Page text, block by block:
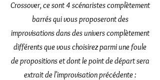
Crossover, ce sont 4 scénaristes complètement
barrés qui vous proposeront des
improvisations dans des univers complètement
différents que vous choisirez parmi une foule
de propositions et dont le point de départ sera
extrait de l'improvisation précédente :